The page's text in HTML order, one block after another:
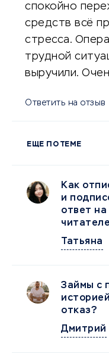
спокойно
средств всё
стресса.
трудной
выручили.
Ответить на отзыв
ЕЩЕ ПО ТЕМЕ
Как
и
ответ
Татьяна
Займы с
отказ?
Дмитрий